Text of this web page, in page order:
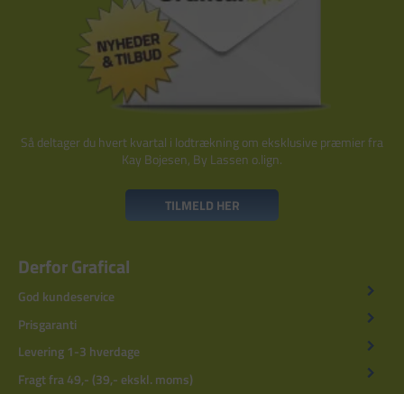
Så deltager du hvert kvartal i lodtrækning om eksklusive præmier fra
Kay Bojesen, By Lassen o.lign.
TILMELD HER
Derfor Grafical
God kundeservice
Prisgaranti
Levering 1-3 hverdage
Fragt fra 49,- (39,- ekskl. moms)